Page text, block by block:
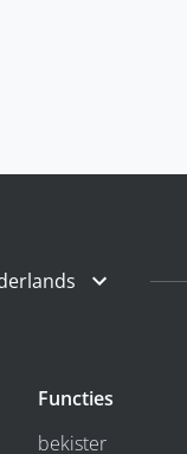
Functies
bekister